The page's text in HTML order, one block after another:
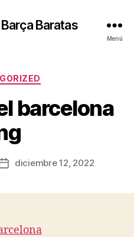
Baratas
Menú
Categorías
barcelona
Fechadiciembre 12, 2022